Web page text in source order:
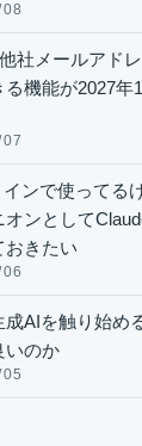
社メールアド
る機能が2027年
ンで使ってる
オンとして
おきたい
成AIを触り始め
いのか